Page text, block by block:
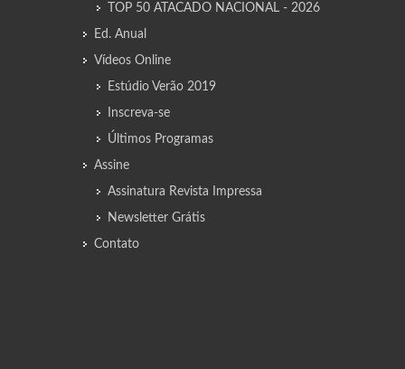
TOP 50 ATACADO NACIONAL - 2026
Ed. Anual
Vídeos Online
Estúdio Verão 2019
Inscreva-se
Últimos Programas
Assine
Assinatura Revista Impressa
Newsletter Grátis
Contato